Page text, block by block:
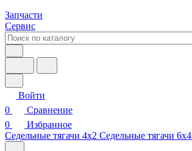
Запчасти
Сервис
Войти
0
Сравнение
0
Избранное
Седельные тягачи 4х2 Седельные тягачи 6х4